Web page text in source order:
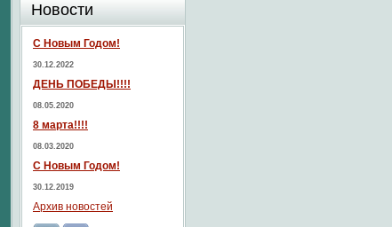
Новости
С Новым Годом!
30.12.2022
ДЕНЬ ПОБЕДЫ!!!!
08.05.2020
8 марта!!!!
08.03.2020
С Новым Годом!
30.12.2019
Архив новостей